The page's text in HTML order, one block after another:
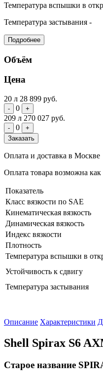
Температура вспышки в
Температура застывания -
Подробнее
Объём
Цена
20 л 28 899 руб.
- 0 +
209 л 270 027 руб.
- 0
+
Заказать
Оплата и доставка в Москве
Оплата товара возможна
Показатель
Класс вязкости по SAE
Кинематическая вязкость
Динамическая вязкость
Индекс вязкости
Плотность
Температура вспышки в
Устойчивость к сдвигу
Температура застывания
Описание Характеристики
Shell Spirax S6
Старое название